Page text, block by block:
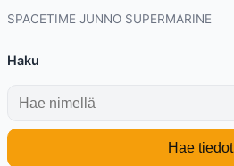
SPACETIME JUNNO SUPERMARINE
Haku
Hae tiedot